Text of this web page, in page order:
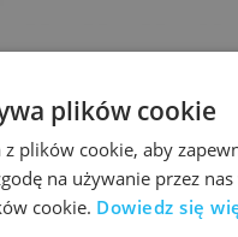
😉 W ofercie
i Manera.
plików cookie
plików cookie, aby
na używanie przez
cookie. Dowiedz się